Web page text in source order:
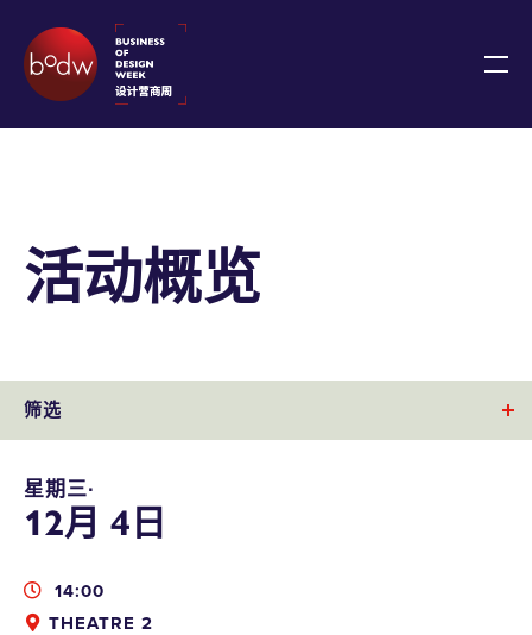
活动概览
筛选
星期三∙
12月 4日
14:00
THEATRE 2